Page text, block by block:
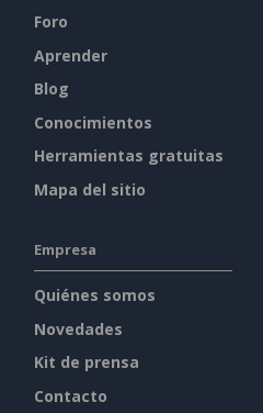
Foro
Aprender
Blog
Conocimientos
Herramientas gratuitas
Mapa del sitio
Empresa
Quiénes somos
Novedades
Kit de prensa
Contacto